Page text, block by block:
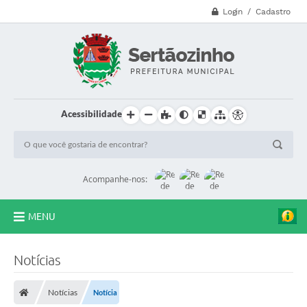
Login / Cadastro
Acessibilidade
Acompanhe-nos:
MENU
Secretarias
Notícias
Notícias Notícia